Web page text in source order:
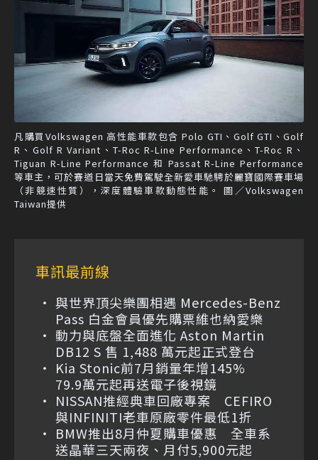
凡購買Volkswagen 高性能車款包含 Polo GTI、Golf GTI、Golf
R、Golf R Variant、T-Roc R-Line Performance、T-Roc R、
Tiguan R-Line Performance 和 Passat R-Line Performance
等車主，可於賽道日當天免費駕駛全新愛車馳騁於麗寶國際賽車場
（非競速性質），深度體驗車款動態性能。 圖／Volkswagen
Taiwan提供
車訊最前線
與世界頂尖樂團相遇 Mercedes-Benz
Pass 白金會員優先購票維也納愛樂
動力與底盤全面進化 Aston Martin
DB12 S 售 1,488 萬元起正式登台
Kia Stonic前7月銷量年增145%
79.9萬元起再送電子後視鏡
NISSAN推經典車回廠專案 CEFIRO
與INFINITI老車原廠零件最低1折
BMW推出8月仲夏購車優惠 全車系
送晶華三天兩夜、月付5,900元起